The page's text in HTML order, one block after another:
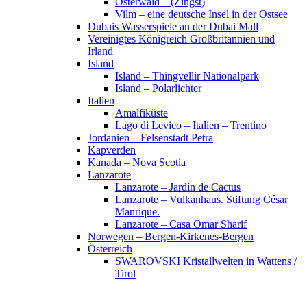
Vilm – eine deutsche Insel in der Ostsee
Dubais Wasserspiele an der Dubai Mall
Vereinigtes Königreich Großbritannien und
Irland
Island
Island – Thingvellir Nationalpark
Island – Polarlichter
Italien
Amalfiküste
Lago di Levico – Italien – Trentino
Jordanien – Felsenstadt Petra
Kapverden
Kanada – Nova Scotia
Lanzarote
Lanzarote – Jardín de Cactus
Lanzarote – Vulkanhaus. Stiftung César
Manrique.
Lanzarote – Casa Omar Sharif
Norwegen – Bergen-Kirkenes-Bergen
Österreich
SWAROVSKI Kristallwelten in Wattens /
Tirol